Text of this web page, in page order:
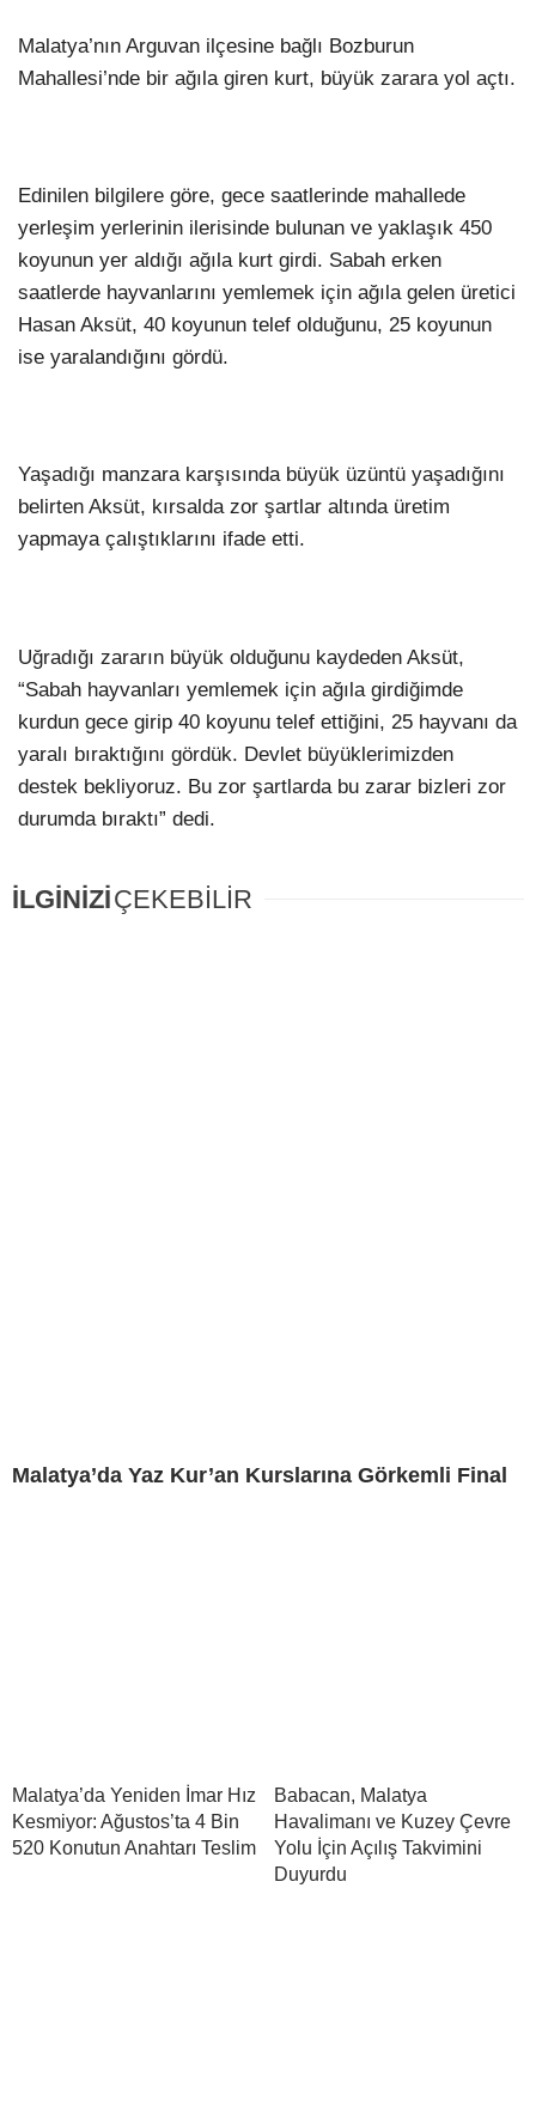
Malatya’nın Arguvan ilçesine bağlı Bozburun
Mahallesi’nde bir ağıla giren kurt, büyük zarara yol açtı.
Edinilen bilgilere göre, gece saatlerinde mahallede
yerleşim yerlerinin ilerisinde bulunan ve yaklaşık 450
koyunun yer aldığı ağıla kurt girdi. Sabah erken
saatlerde hayvanlarını yemlemek için ağıla gelen üretici
Hasan Aksüt, 40 koyunun telef olduğunu, 25 koyunun
ise yaralandığını gördü.
Yaşadığı manzara karşısında büyük üzüntü yaşadığını
belirten Aksüt, kırsalda zor şartlar altında üretim
yapmaya çalıştıklarını ifade etti.
Uğradığı zararın büyük olduğunu kaydeden Aksüt,
“Sabah hayvanları yemlemek için ağıla girdiğimde
kurdun gece girip 40 koyunu telef ettiğini, 25 hayvanı da
yaralı bıraktığını gördük. Devlet büyüklerimizden
destek bekliyoruz. Bu zor şartlarda bu zarar bizleri zor
durumda bıraktı” dedi.
İLGİNİZİÇEKEBİLİR
Malatya’da Yaz Kur’an Kurslarına Görkemli Final
Malatya’da Yeniden İmar Hız
Kesmiyor: Ağustos’ta 4 Bin
520 Konutun Anahtarı Teslim
Babacan, Malatya
Havalimanı ve Kuzey Çevre
Yolu İçin Açılış Takvimini
Duyurdu